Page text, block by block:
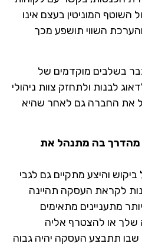
השוטף המוניטין בעצם אינו
השווי תושפע מכך
בשלבים מוקדמים של
לבנות ולתחזק צוות ניהולי
את החברה גם לאחר שהיא
מהדרך בה מתנהל את
והיצע מתקיים גם לגבי
לקראת העסקה תהיינה
מתעניינים מתאימים
או להצטרף אליה
שבו תתבצע העסקה יהיה גבוה